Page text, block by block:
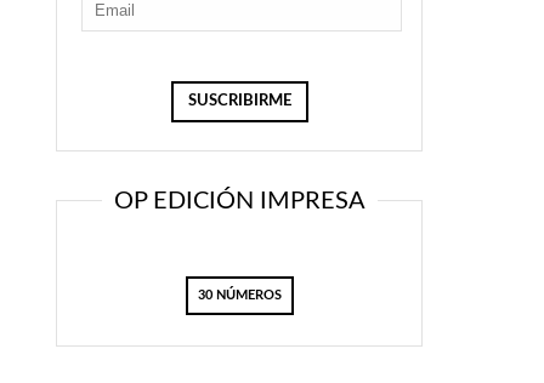
OP EDICIÓN IMPRESA
30 NÚMEROS